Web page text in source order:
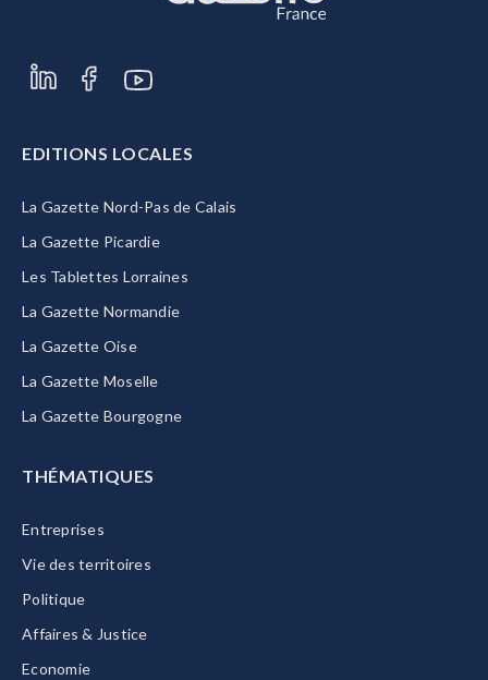
EDITIONS LOCALES
La Gazette Nord-Pas de Calais
La Gazette Picardie
Les Tablettes Lorraines
La Gazette Normandie
La Gazette Oise
La Gazette Moselle
La Gazette Bourgogne
THÉMATIQUES
Entreprises
Vie des territoires
Politique
Affaires & Justice
Economie